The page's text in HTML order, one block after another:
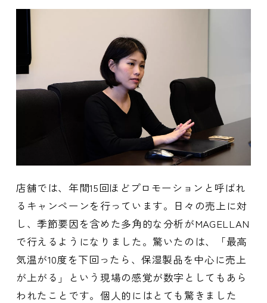
店舗では、年間15回ほどプロモーションと呼ばれ
るキャンペーンを行っています。日々の売上に対
し、季節要因を含めた多角的な分析がMAGELLAN
で行えるようになりました。驚いたのは、「最高
気温が10度を下回ったら、保湿製品を中心に売上
が上がる」という現場の感覚が数字としてもあら
われたことです。個人的にはとても驚きました